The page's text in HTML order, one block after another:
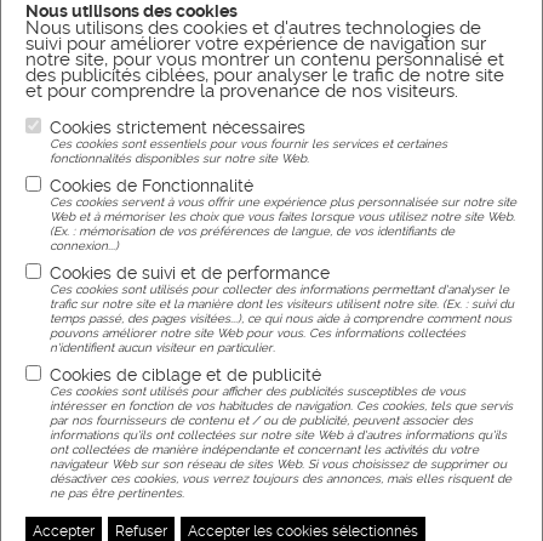
Reel unwinders
Added on : August 12, 2025
Reference : 3886
SEE THE PROJECT
1 2 3 4 5 6 7
8
9
10
Nous utilisons des cookies
Nous utilisons des cookies et d'autres technologies de
suivi pour améliorer votre expérience de navigation sur
notre site, pour vous montrer un contenu personnalisé et
des publicités ciblées, pour analyser le trafic de notre site
et pour comprendre la provenance de nos visiteurs.
Cookies strictement nécessaires
Ces cookies sont essentiels pour vous fournir les services et certaines
fonctionnalités disponibles sur notre site Web.
Cookies de Fonctionnalité
Ces cookies servent à vous offrir une expérience plus personnalisée sur notre site
Web et à mémoriser les choix que vous faites lorsque vous utilisez notre site Web.
(Ex. : mémorisation de vos préférences de langue, de vos identifiants de
connexion...)
Cookies de suivi et de performance
Ces cookies sont utilisés pour collecter des informations permettant d'analyser le
trafic sur notre site et la manière dont les visiteurs utilisent notre site. (Ex. : suivi du
temps passé, des pages visitées...), ce qui nous aide à comprendre comment nous
pouvons améliorer notre site Web pour vous. Ces informations collectées
n'identifient aucun visiteur en particulier.
Cookies de ciblage et de publicité
Ces cookies sont utilisés pour afficher des publicités susceptibles de vous
intéresser en fonction de vos habitudes de navigation. Ces cookies, tels que servis
par nos fournisseurs de contenu et / ou de publicité, peuvent associer des
informations qu'ils ont collectées sur notre site Web à d'autres informations qu'ils
ont collectées de manière indépendante et concernant les activités du votre
navigateur Web sur son réseau de sites Web. Si vous choisissez de supprimer ou
désactiver ces cookies, vous verrez toujours des annonces, mais elles risquent de
ne pas être pertinentes.
Accepter Refuser Accepter les cookies sélectionnés